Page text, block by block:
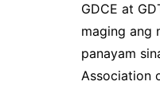
GDCE at
maging ang
panayam
Association